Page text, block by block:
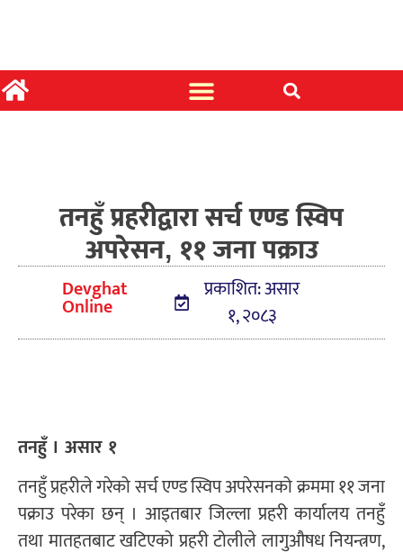
तनहुँ प्रहरीद्वारा सर्च एण्ड स्विप
अपरेसन, ११ जना पक्राउ
Devghat
Online
प्रकाशित: असार
१, २०८३
तनहुँ । असार १
तनहुँ प्रहरीले गरेको सर्च एण्ड स्विप अपरेसनको क्रममा ११ जना
पक्राउ परेका छन् । आइतबार जिल्ला प्रहरी कार्यालय तनहुँ
तथा मातहतबाट खटिएको प्रहरी टोलीले लागुऔषध नियन्त्रण,